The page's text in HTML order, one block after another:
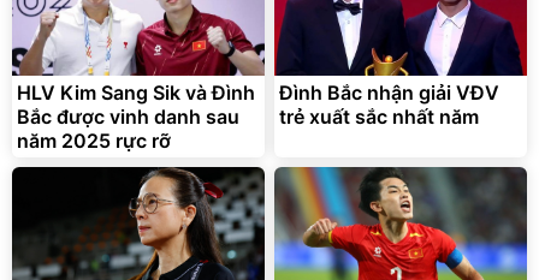
Lót ghế ôtô, nâng lưng
chống nóng giúp thoải mái
trong di chuyển
295.000 đ
Đã bán nhiều
HLV Kim Sang Sik và Đình
Bắc được vinh danh sau
năm 2025 rực rỡ
Đình Bắc nhận giải VĐV
trẻ xuất sắc nhất năm